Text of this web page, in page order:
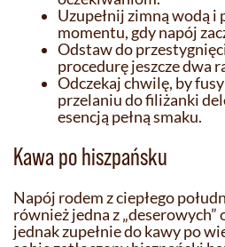
Uzupełnij zimną wodą i
momentu, gdy napój
Odstaw do
procedurę jeszcze dwa
Odczekaj chwilę, by
przelaniu do filiżanki
esencją pełną smaku.
Kawa po hiszpańsku
Napój rodem z ciepłego
również jedna z
jednak zupełnie do kawy po